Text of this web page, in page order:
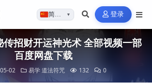
简体…▼ 登录
传招财开运神光术 全部视频一部
百度网盘下载
02 易学道法符咒 132 0